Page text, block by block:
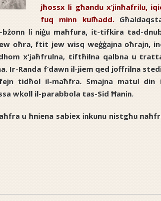
jħossx li għandu x’jinħafrilu,
fuq minn kulħadd.
bżonn li niġu maħfura, it-tifkira tad-
oħra, ftit jew wisq weġġajna oħrajn,
x’jaħfrulna, tiftħilna qalbna u
Ir-Randa f’dawn il-jiem qed joffrilna
tidħol il-maħfra. Smajna matul din
wkoll il-parabbola tas-Sid Ħanin.
u ħniena sabiex inkunu nistgħu